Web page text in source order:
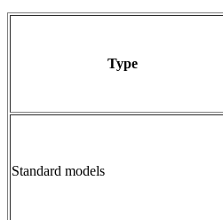
Type
Standard models